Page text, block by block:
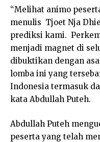
“Melihat animo
menulis Tjoet Nja
prediksi kami.
menjadi magnet di
dibuktikan dengan
lomba ini yang
Indonesia termasuk
kata Abdullah Puteh.
Abdullah Puteh
peserta yang telah